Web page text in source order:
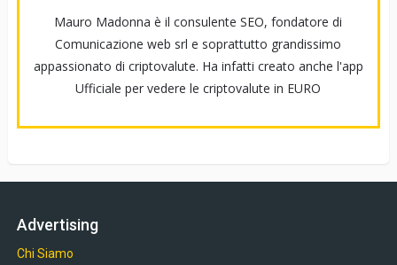
Mauro Madonna è il consulente SEO, fondatore di
Comunicazione web srl e soprattutto grandissimo
appassionato di criptovalute. Ha infatti creato anche l'app
Ufficiale per vedere le criptovalute in EURO
Advertising
Chi Siamo